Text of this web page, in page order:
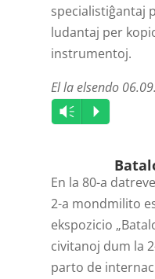
specialistiĝantaj
ludantaj per
instrumentoj.
El la elsendo
Audio
Player
Vm P
En la 80-a
2-a mondmilito
ekspozicio
civitanoj dum la
parto de